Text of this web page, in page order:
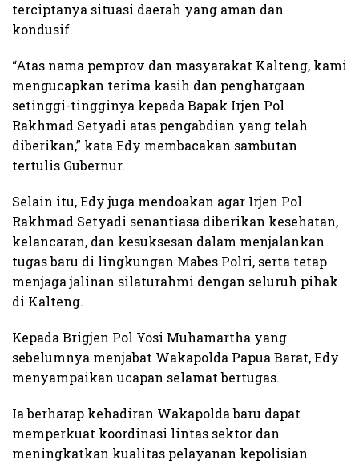
terciptanya situasi daerah yang aman dan
kondusif.
“Atas nama pemprov dan masyarakat Kalteng, kami
mengucapkan terima kasih dan penghargaan
setinggi-tingginya kepada Bapak Irjen Pol
Rakhmad Setyadi atas pengabdian yang telah
diberikan,” kata Edy membacakan sambutan
tertulis Gubernur.
Selain itu, Edy juga mendoakan agar Irjen Pol
Rakhmad Setyadi senantiasa diberikan kesehatan,
kelancaran, dan kesuksesan dalam menjalankan
tugas baru di lingkungan Mabes Polri, serta tetap
menjaga jalinan silaturahmi dengan seluruh pihak
di Kalteng.
Kepada Brigjen Pol Yosi Muhamartha yang
sebelumnya menjabat Wakapolda Papua Barat, Edy
menyampaikan ucapan selamat bertugas.
Ia berharap kehadiran Wakapolda baru dapat
memperkuat koordinasi lintas sektor dan
meningkatkan kualitas pelayanan kepolisian